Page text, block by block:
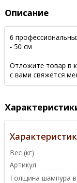
Описание
6
- 50 см
Отложите товар в
с вами свяжется
Вес (кг)
Артикул
Толщина шампура